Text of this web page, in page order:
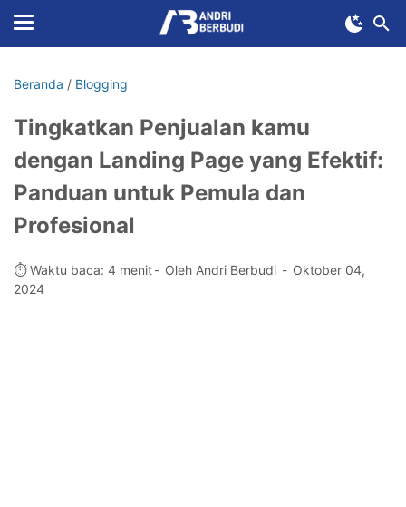
Beranda / Blogging
Tingkatkan Penjualan kamu
dengan Landing Page yang Efektif:
Panduan untuk Pemula dan
Profesional
⏱️ Waktu baca: 4 menit Oleh Andri Berbudi
Oktober 04,
2024